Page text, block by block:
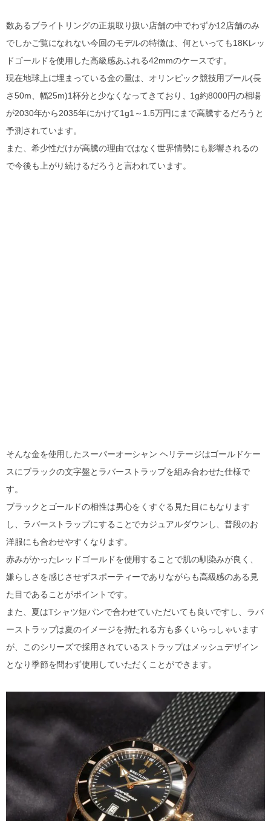
数あるブライトリングの正規取り扱い店舗の中でわずか12店舗のみ
でしかご覧になれない今回のモデルの特徴は、何といっても18Kレッ
ドゴールドを使用した高級感あふれる42mmのケースです。
現在地球上に埋まっている金の量は、オリンピック競技用プール(長
さ50m、幅25m)1杯分と少なくなってきており、1g約8000円の相場
が2030年から2035年にかけて1g1～1.5万円にまで高騰するだろうと
予測されています。
また、希少性だけが高騰の理由ではなく世界情勢にも影響されるの
で今後も上がり続けるだろうと言われています。
そんな金を使用したスーパーオーシャン ヘリテージはゴールドケー
スにブラックの文字盤とラバーストラップを組み合わせた仕様で
す。
ブラックとゴールドの相性は男心をくすぐる見た目にもなります
し、ラバーストラップにすることでカジュアルダウンし、普段のお
洋服にも合わせやすくなります。
赤みがかったレッドゴールドを使用することで肌の馴染みが良く、
嫌らしさを感じさせずスポーティーでありながらも高級感のある見
た目であることがポイントです。
また、夏はTシャツ短パンで合わせていただいても良いですし、ラバ
ーストラップは夏のイメージを持たれる方も多くいらっしゃいます
が、このシリーズで採用されているストラップはメッシュデザイン
となり季節を問わず使用していただくことができます。